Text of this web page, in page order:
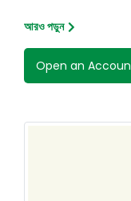
আরও পড়ুন
Open an